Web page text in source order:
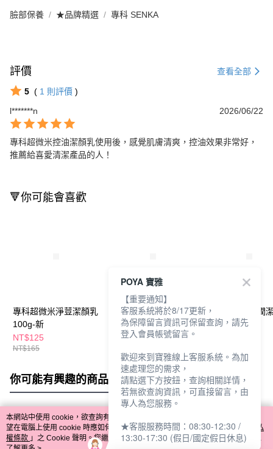
臉部保養 ★品牌精選 專科 SENKA
評價 查看全部
5 ( 1 則評價 )
l*******n
2026/06/22
專科超微米控油潔顏乳使用後，感覺肌膚清爽，控油效果非常好，
推薦給喜愛清潔產品的人！
🔻你可能會喜歡
專科超微米淨荳潔顏乳
100g-新
NT$125
NT$165
專科超微米溫和修護潔
顏乳100g
NT$125
專科超微米彈潤
120g
你可能有興趣的商品 全站排行
熱門標籤
本網站中使用 cookie，欲查詢有關本網站使用 cookie 方式之詳情，及若您不希
望在電腦上使用 cookie 時應如何變更電腦的 cookie 設定，請參閱本網站「
隱私
權條款 」之 Cookie 聲明。您繼續使用本網站即表示您同意本公司得按本網站使
POYA 寶雅
【重要通知】
客服系統將於8/17更新，
為保障留言資訊可保留查詢，請先
登入會員帳號留言。
歡迎來到寶雅線上客服系統。為加
速處理您的需求，
請點選下方按鈕，查詢相關詳情，
若無欲查詢資訊，可直接留言，由
專人為您服務。
★客服服務時間：08:30-12:30 /
13:30-17:30 (假日/國定假日休息)